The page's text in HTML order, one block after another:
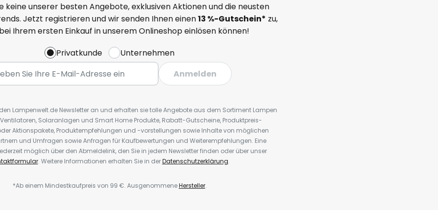
keine unserer besten Angebote, exklusiven Aktionen und die neusten
Jetzt registrieren und wir senden Ihnen einen13 %-Gutschein* zu,
Ihrem ersten Einkauf in unserem Onlineshop einlösen können!
Privatkunde
Unternehmen
Anmelden
Lampenwelt.de Newsletter an und erhalten sie tolle Angebote aus dem Sortiment Lampen
Solaranlagen und Smart Home Produkte, Rabatt-Gutscheine, Produktpreis-
Aktionspakete, Produktempfehlungen und -vorstellungen sowie Inhalte von möglichen
und Umfragen sowie Anfragen für Kaufbewertungen und Weiterempfehlungen. Eine
möglich über den Abmeldelink, den Sie in jedem Newsletter finden oder über unser
. Weitere Informationen erhalten Sie in derDatenschutzerklärung.
*Ab einem Mindestkaufpreis von 99 €. AusgenommeneHersteller.